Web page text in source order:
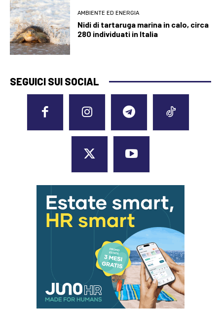
AMBIENTE ED ENERGIA
Nidi di tartaruga marina in calo, circa
280 individuati in Italia
SEGUICI SUI SOCIAL